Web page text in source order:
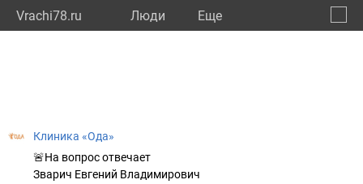
Vrachi78.ru Люди Eще
Клиника «Ода»
🚨На вопрос отвечает
Зварич Евгений Владимирович